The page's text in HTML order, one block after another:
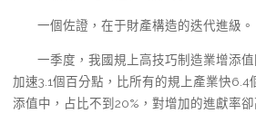
一個佐證，在于財產構造的迭代進級。
一季度，我國規上高技巧制造業增添值
加速3.1個百分點，比所有的規上產業快6.4
添值中，占比不到20%，對增加的進獻率卻